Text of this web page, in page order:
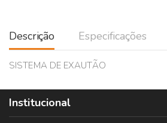
Descrição Especificações
SISTEMA DE EXAUTÃO
Institucional